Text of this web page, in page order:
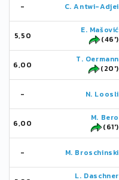
- C. Antwi-Adjei
5,50
E. Mašović
(46')
6,00
T. Oermann
(20')
- N. Loosli
6,00
M. Bero
(61')
- M. Broschinski
L. Daschner